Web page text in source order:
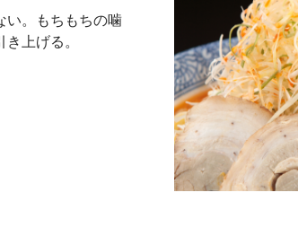
い。もちもちの噛
上げる。